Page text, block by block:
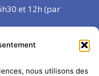
nous utilisons des
et 12h (par